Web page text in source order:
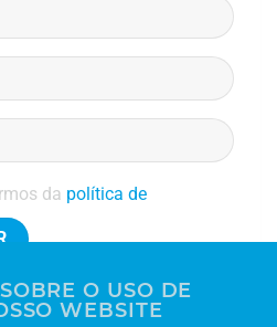
da política de
this field empty.
O USO DE
WEBSITE